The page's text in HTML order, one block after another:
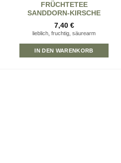
FRÜCHTETEE
SANDDORN-KIRSCHE
7,40 €
lieblich, fruchtig, säurearm
IN DEN WARENKORB